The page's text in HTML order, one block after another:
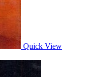
Quick View